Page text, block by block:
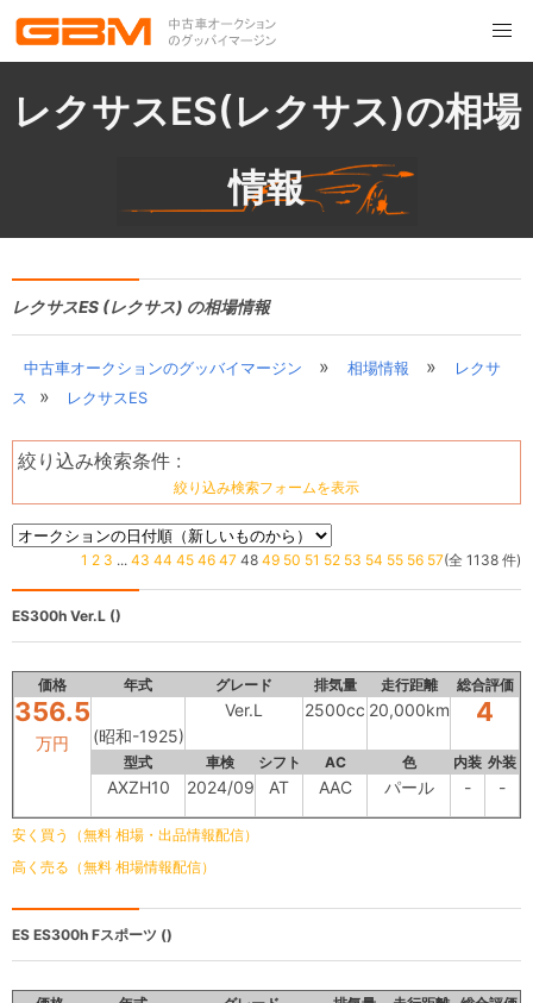
レクサスES(レクサス)の相場
情報
レクサスES (レクサス) の相場情報
中古車オークションのグッバイマージン » 相場情報 »
レクサ
ス
» レクサスES
絞り込み検索条件 :
絞り込み検索フォームを表示
1 2 3 ... 43 44 45 46 47 48 49 50 51 52 53 54 55 56 57(全 1138 件)
ES300h Ver.L ()
価格 年式 グレード 排気量 走行距離 総合評価
356.5
万円 (昭和-1925)
Ver.L 2500cc 20,000km 4
型式 車検 シフト AC 色 内装 外装
AXZH10 2024/09 AT AAC パール - -
安く買う（無料 相場・出品情報配信）
高く売る（無料 相場情報配信）
ES ES300h Fスポーツ ()